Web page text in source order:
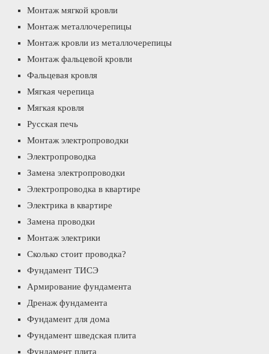
Монтаж мягкой кровли
Монтаж металлочерепицы
Монтаж кровли из металлочерепицы
Монтаж фальцевой кровли
Фальцевая кровля
Мягкая черепица
Мягкая кровля
Русская печь
Монтаж электропроводки
Электропроводка
Замена электропроводки
Электропроводка в квартире
Электрика в квартире
Замена проводки
Монтаж электрики
Сколько стоит проводка?
Фундамент ТИСЭ
Армирование фундамента
Дренаж фундамента
Фундамент для дома
Фундамент шведская плита
Фундамент плита